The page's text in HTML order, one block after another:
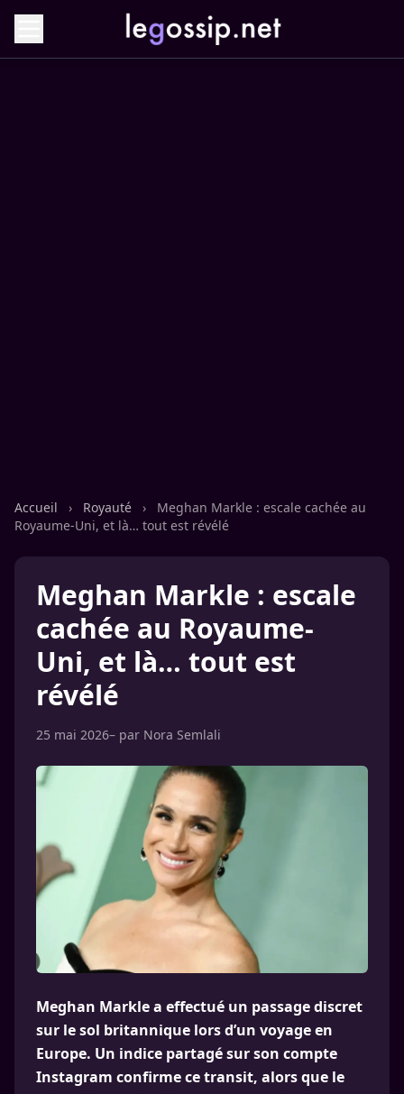
Accueil › Royauté ›
Meghan Markle : escale cachée au
Royaume-Uni, et là… tout est révélé
Meghan Markle : escale
cachée au Royaume-
Uni, et là… tout est
révélé
25 mai 2026– par Nora Semlali
Meghan Markle a effectué un passage discret
sur le sol britannique lors d’un voyage en
Europe. Un indice partagé sur son compte
Instagram confirme ce transit, alors que le